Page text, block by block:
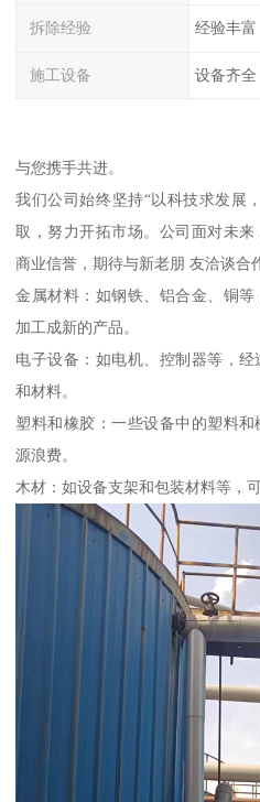
拆除经验 经验丰富
施工设备 设备齐全
与您携手共进。
我们公司始终坚持“以科技求发展
取，努力开拓市场。公司面对未
商业信誉，期待与新老朋 友洽谈合
金属材料：如钢铁、铝合金、铜
加工成新的产品。
电子设备：如电机、控制器等，
和材料。
塑料和橡胶：一些设备中的塑料
源浪费。
木材：如设备支架和包装材料等，